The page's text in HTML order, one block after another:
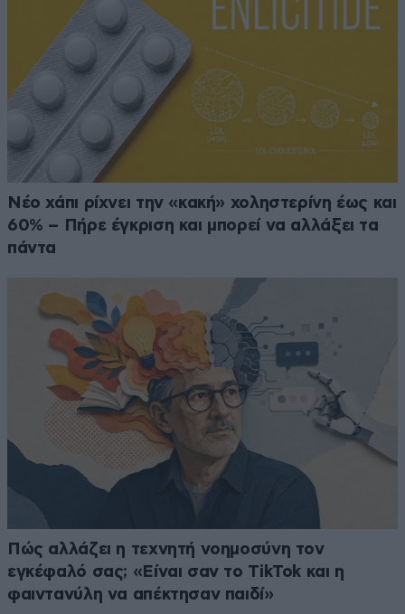
Νέο χάπι ρίχνει την «κακή» χοληστερίνη έως και
60% – Πήρε έγκριση και μπορεί να αλλάξει τα
πάντα
Πώς αλλάζει η τεχνητή νοημοσύνη τον
εγκέφαλό σας; «Είναι σαν το TikTok και η
φαιντανύλη να απέκτησαν παιδί»